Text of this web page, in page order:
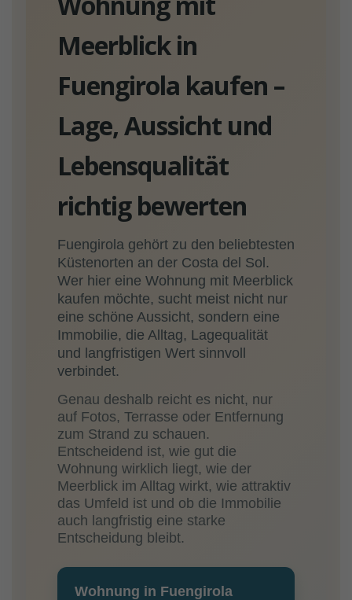
Meerblick in
Fuengirola kaufen –
Lage, Aussicht und
Lebensqualität
richtig bewerten
Fuengirola gehört zu den beliebtesten
Küstenorten an der Costa del Sol.
Wer hier eine Wohnung mit Meerblick
kaufen möchte, sucht meist nicht nur
eine schöne Aussicht, sondern eine
Immobilie, die Alltag, Lagequalität
und langfristigen Wert sinnvoll
verbindet.
Genau deshalb reicht es nicht, nur
auf Fotos, Terrasse oder Entfernung
zum Strand zu schauen.
Entscheidend ist, wie gut die
Wohnung wirklich liegt, wie der
Meerblick im Alltag wirkt, wie attraktiv
das Umfeld ist und ob die Immobilie
auch langfristig eine starke
Entscheidung bleibt.
Wohnung in Fuengirola